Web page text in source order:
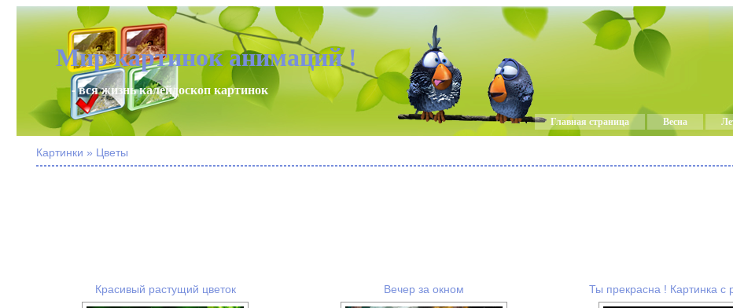
Мир картинок анимаций !
- вся жизнь калейдоскоп картинок
Главная страница Весна
Картинки » Цветы
Красивый растущий цветок Вечер за окном Ты прекрасна ! Картинка с